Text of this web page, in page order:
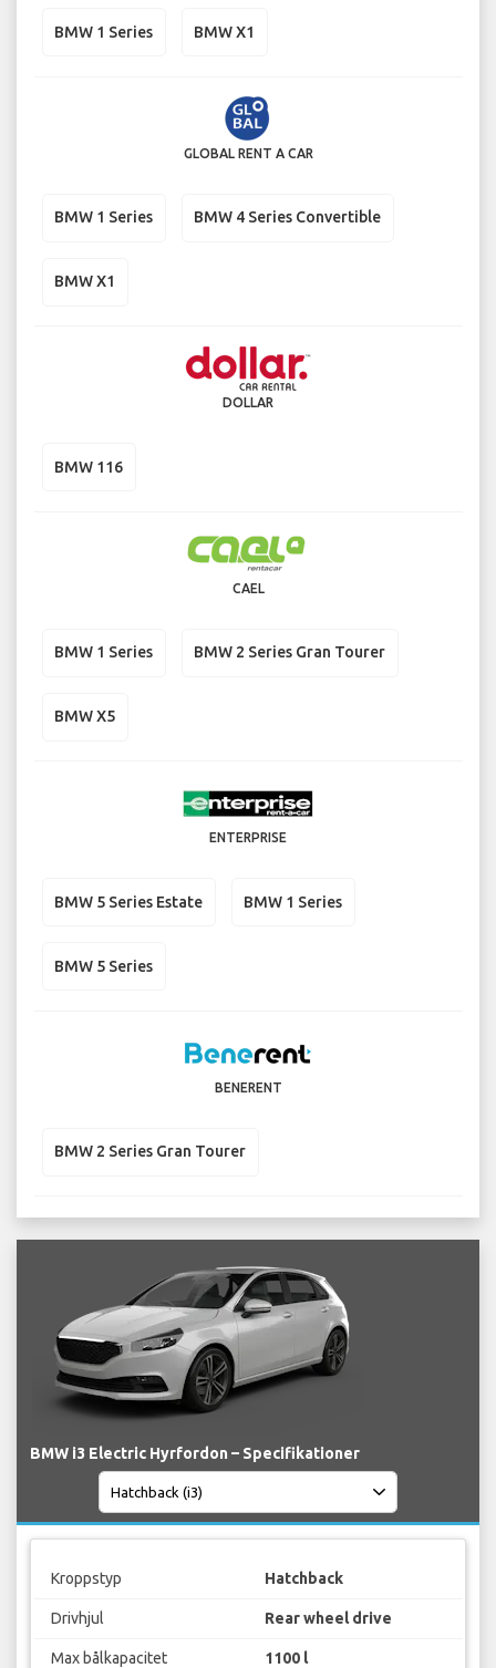
BMW 1 Series BMW X1
GLOBAL RENT A CAR
BMW 1 Series BMW 4 Series Convertible
BMW X1
DOLLAR
BMW 116
CAEL
BMW 1 Series BMW 2 Series Gran Tourer
BMW X5
ENTERPRISE
BMW 5 Series Estate BMW 1 Series
BMW 5 Series
BENERENT
BMW 2 Series Gran Tourer
BMW i3 Electric Hyrfordon – Specifikationer
Kroppstyp Hatchback
Drivhjul Rear wheel drive
Max bålkapacitet 1100 l